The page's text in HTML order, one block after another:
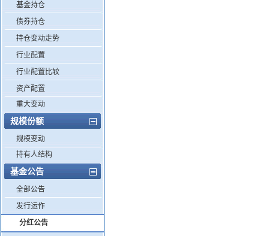
基金持仓
债券持仓
持仓变动走势
行业配置
行业配置比较
资产配置
重大变动
规模份额
规模变动
持有人结构
基金公告
全部公告
发行运作
分红公告